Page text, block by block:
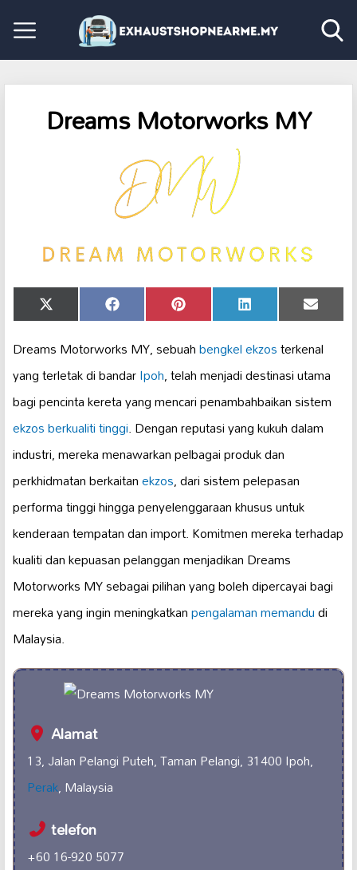
Dreams Motorworks MY
Share
on
X
(Twitter)
Share
on
Facebook Share
on
Pinterest Share
on
LinkedIn Share
on
Email
Dreams Motorworks MY, sebuahbengkel ekzosterkenal
yang terletak di bandarIpoh, telah menjadi destinasi utama
bagi pencinta kereta yang mencari penambahbaikan sistem
ekzos berkualiti tinggi. Dengan reputasi yang kukuh dalam
industri, mereka menawarkan pelbagai produk dan
perkhidmatan berkaitanekzos, dari sistem pelepasan
performa tinggi hingga penyelenggaraan khusus untuk
kenderaan tempatan dan import. Komitmen mereka terhadap
kualiti dan kepuasan pelanggan menjadikan Dreams
Motorworks MY sebagai pilihan yang boleh dipercayai bagi
mereka yang ingin meningkatkanpengalaman memandudi
Malaysia.
Alamat
13, Jalan Pelangi Puteh, Taman Pelangi, 31400 Ipoh,
Perak, Malaysia
telefon
+60 16-920 5077